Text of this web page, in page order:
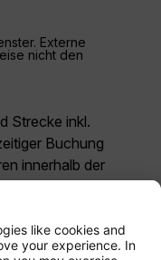
Externe
nicht den
Strecke inkl.
Buchung
innerhalb der
den für die
handelt es
restriktivste